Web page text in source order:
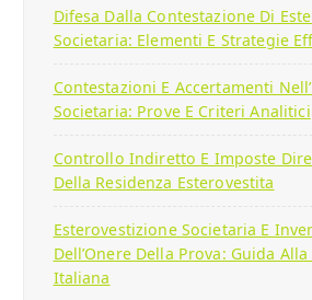
Difesa Dalla Contestazione Di
Societaria: Elementi E Strategie
Contestazioni E Accertamenti
Societaria: Prove E Criteri Analitici
Controllo Indiretto E Imposte
Della Residenza Esterovestita
Esterovestizione Societaria E
Dell’Onere Della Prova: Guida
Italiana